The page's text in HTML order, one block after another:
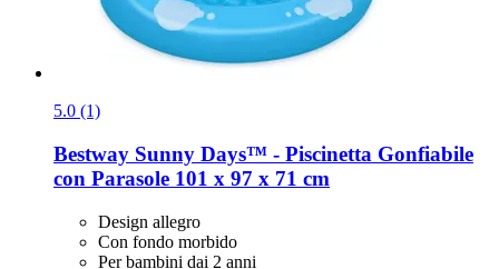
5.0 (1)
Bestway Sunny Days™ -​ Piscinetta Gonfiabile
con Parasole 101 x 97 x 71 cm
Design allegro
Con fondo morbido
Per bambini dai 2 anni